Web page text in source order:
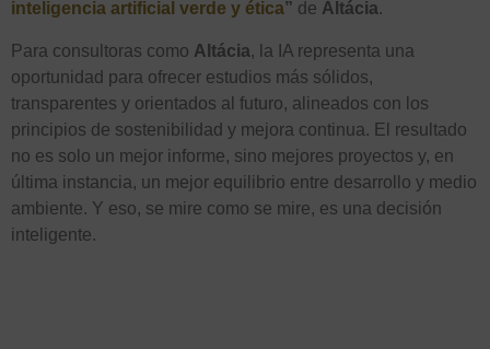
inteligencia artificial verde y ética” de Altácia.
Para consultoras como Altácia, la IA representa una
oportunidad para ofrecer estudios más sólidos,
transparentes y orientados al futuro, alineados con los
principios de sostenibilidad y mejora continua. El resultado
no es solo un mejor informe, sino mejores proyectos y, en
última instancia, un mejor equilibrio entre desarrollo y medio
ambiente. Y eso, se mire como se mire, es una decisión
inteligente.